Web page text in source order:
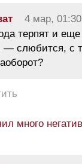
4 мар, 01:30
терпят и
— слюбится, с
много